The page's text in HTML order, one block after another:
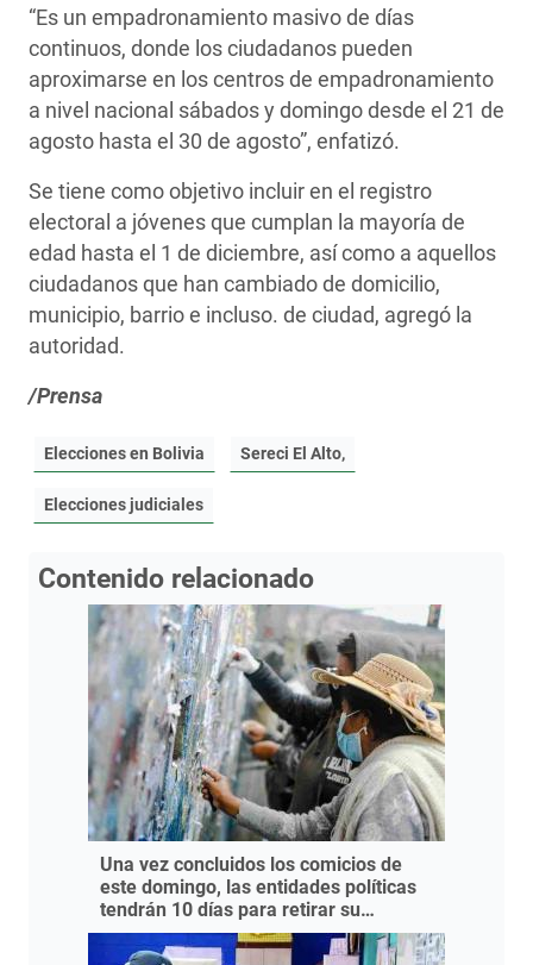
“Es un empadronamiento masivo de días
continuos, donde los ciudadanos pueden
aproximarse en los centros de empadronamiento
a nivel nacional sábados y domingo desde el 21 de
agosto hasta el 30 de agosto”, enfatizó.
Se tiene como objetivo incluir en el registro
electoral a jóvenes que cumplan la mayoría de
edad hasta el 1 de diciembre, así como a aquellos
ciudadanos que han cambiado de domicilio,
municipio, barrio e incluso. de ciudad, agregó la
autoridad.
/Prensa
Elecciones en Bolivia Sereci El Alto,
Elecciones judiciales
Contenido relacionado
Una vez concluidos los comicios de
este domingo, las entidades políticas
tendrán 10 días para retirar su
propaganda